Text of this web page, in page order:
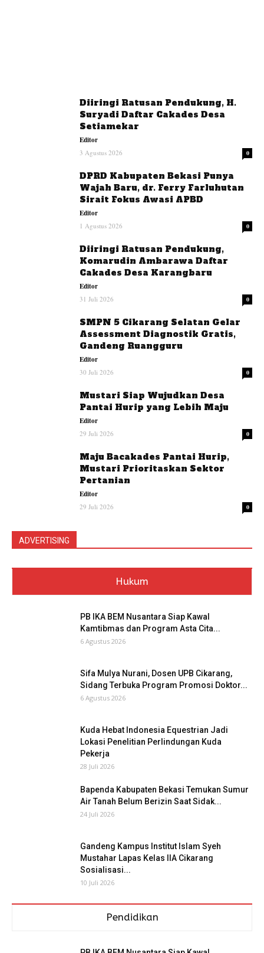
Diiringi Ratusan Pendukung, H.
Suryadi Daftar Cakades Desa
Setiamekar
Editor
3 Agustus 2026 0
DPRD Kabupaten Bekasi Punya
Wajah Baru, dr. Ferry Farluhutan
Sirait Fokus Awasi APBD
Editor
1 Agustus 2026 0
Diiringi Ratusan Pendukung,
Komarudin Ambarawa Daftar
Cakades Desa Karangbaru
Editor
31 Juli 2026 0
SMPN 5 Cikarang Selatan Gelar
Assessment Diagnostik Gratis,
Gandeng Ruangguru
Editor
30 Juli 2026 0
Mustari Siap Wujudkan Desa
Pantai Hurip yang Lebih Maju
Editor
29 Juli 2026 0
Maju Bacakades Pantai Hurip,
Mustari Prioritaskan Sektor
Pertanian
Editor
29 Juli 2026 0
ADVERTISING
Hukum
PB IKA BEM Nusantara Siap Kawal
Kamtibmas dan Program Asta Cita...
6 Agustus 2026
Sifa Mulya Nurani, Dosen UPB Cikarang,
Sidang Terbuka Program Promosi Doktor...
6 Agustus 2026
Kuda Hebat Indonesia Equestrian Jadi
Lokasi Penelitian Perlindungan Kuda
Pekerja
28 Juli 2026
Bapenda Kabupaten Bekasi Temukan Sumur
Air Tanah Belum Berizin Saat Sidak...
24 Juli 2026
Gandeng Kampus Institut Islam Syeh
Mustahar Lapas Kelas IIA Cikarang
Sosialisasi...
10 Juli 2026
Pendidikan